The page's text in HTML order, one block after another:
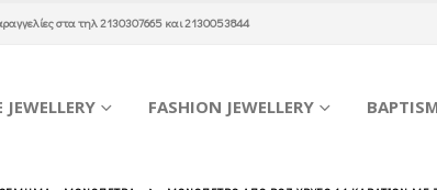
στα τηλ2130307665 και2130053844
JEWELLERY FASHION JEWELLERY